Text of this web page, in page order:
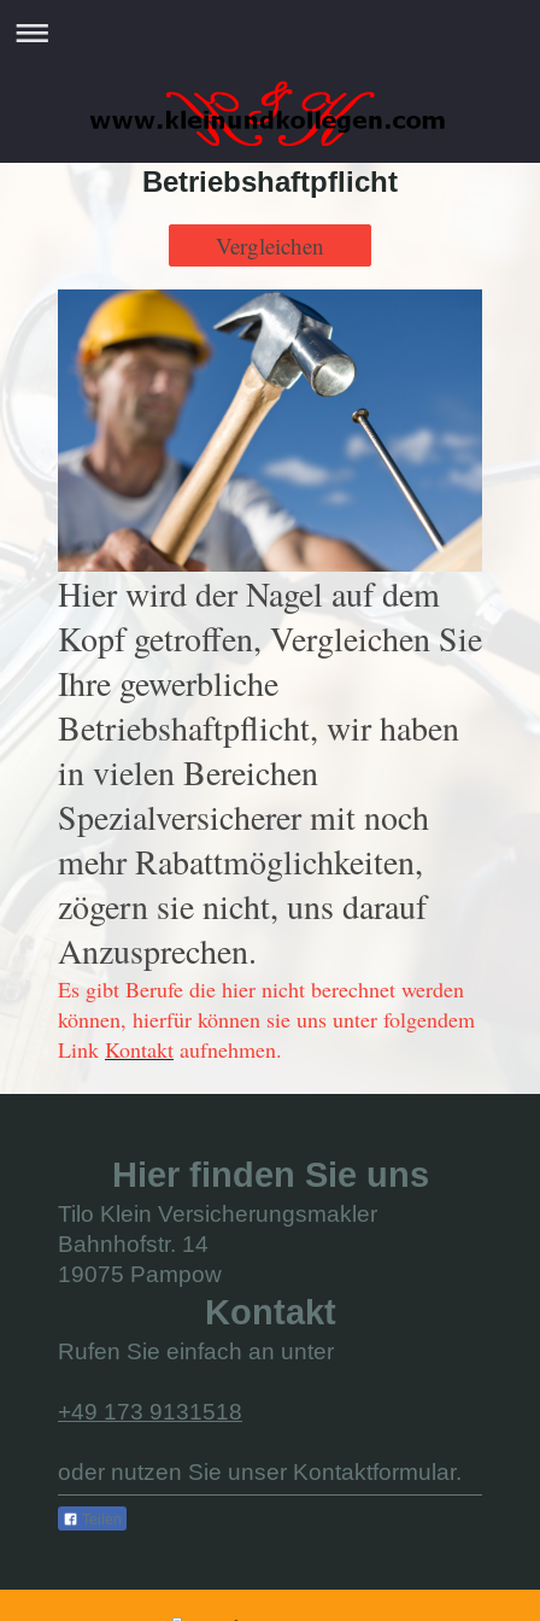
Betriebshaftpflicht
Vergleichen
Hier wird der Nagel auf dem
Kopf getroffen, Vergleichen Sie
Ihre gewerbliche
Betriebshaftpflicht, wir haben
in vielen Bereichen
Spezialversicherer mit noch
mehr Rabattmöglichkeiten,
zögern sie nicht, uns darauf
Anzusprechen.
Es gibt Berufe die hier nicht berechnet werden
können, hierfür können sie uns unter folgendem
Link Kontakt aufnehmen.
Hier finden Sie uns
Tilo Klein Versicherungsmakler
Bahnhofstr. 14
19075 Pampow
Kontakt
Rufen Sie einfach an unter
+49 173 9131518
oder nutzen Sie unser Kontaktformular.
Teilen